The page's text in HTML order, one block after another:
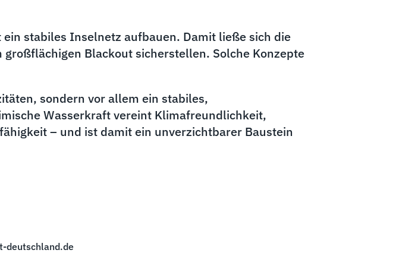
stabiles Inselnetz aufbauen. Damit ließe sich die
Blackout sicherstellen. Solche Konzepte
sondern vor allem ein stabiles,
Wasserkraft vereint Klimafreundlichkeit,
– und ist damit ein unverzichtbarer Baustein
deutschland.de